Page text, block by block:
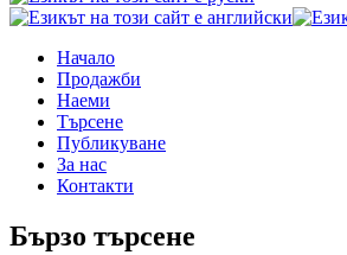
Начало
Продажби
Наеми
Търсене
Публикуване
За нас
Контакти
Бързо търсене